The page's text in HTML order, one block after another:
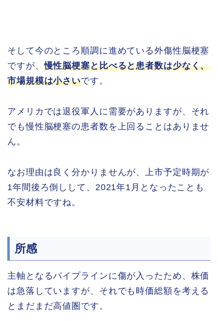
そして今のところ順調に進めている外傷性脳梗塞
ですが、慢性脳梗塞と比べると患者数は少なく、
市場規模は小さいです。
アメリカでは退役軍人に需要がありますが、それ
でも慢性脳梗塞の患者数を上回ることはありませ
ん。
なお理由は良く分かりませんが、上市予定時期が
1年間後ろ倒しして、2021年1月となったことも
不安材料ですね。
所感
主軸となるパイプラインに傷が入ったため、株価
は急落していますが、それでも時価総額を考える
とまだまだ高値圏です。